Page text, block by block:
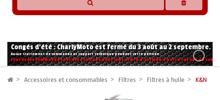
Congés d'été : CharlyMoto est fermé du 3 août au 2 septembre.
Aucun traitement de commande ni support technique pendant cette période.
Toutes les commandes seront traitées dans leur ordre d'arrivée à notre retour de
Accessoires et consommables Filtres Filtres à huile K&N